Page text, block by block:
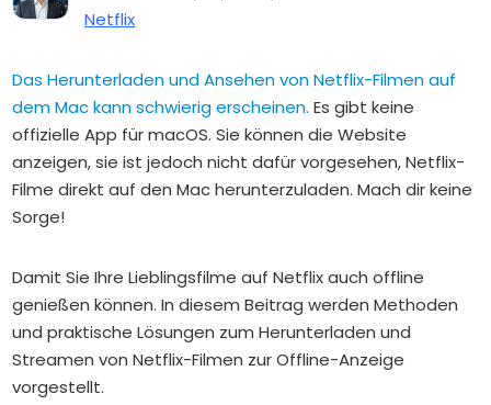
Netflix
Das Herunterladen und Ansehen von Netflix-Filmen auf
dem Mac kann schwierig erscheinen. Es gibt keine
offizielle App für macOS. Sie können die Website
anzeigen, sie ist jedoch nicht dafür vorgesehen, Netflix-
Filme direkt auf den Mac herunterzuladen. Mach dir keine
Sorge!
Damit Sie Ihre Lieblingsfilme auf Netflix auch offline
genießen können. In diesem Beitrag werden Methoden
und praktische Lösungen zum Herunterladen und
Streamen von Netflix-Filmen zur Offline-Anzeige
vorgestellt.